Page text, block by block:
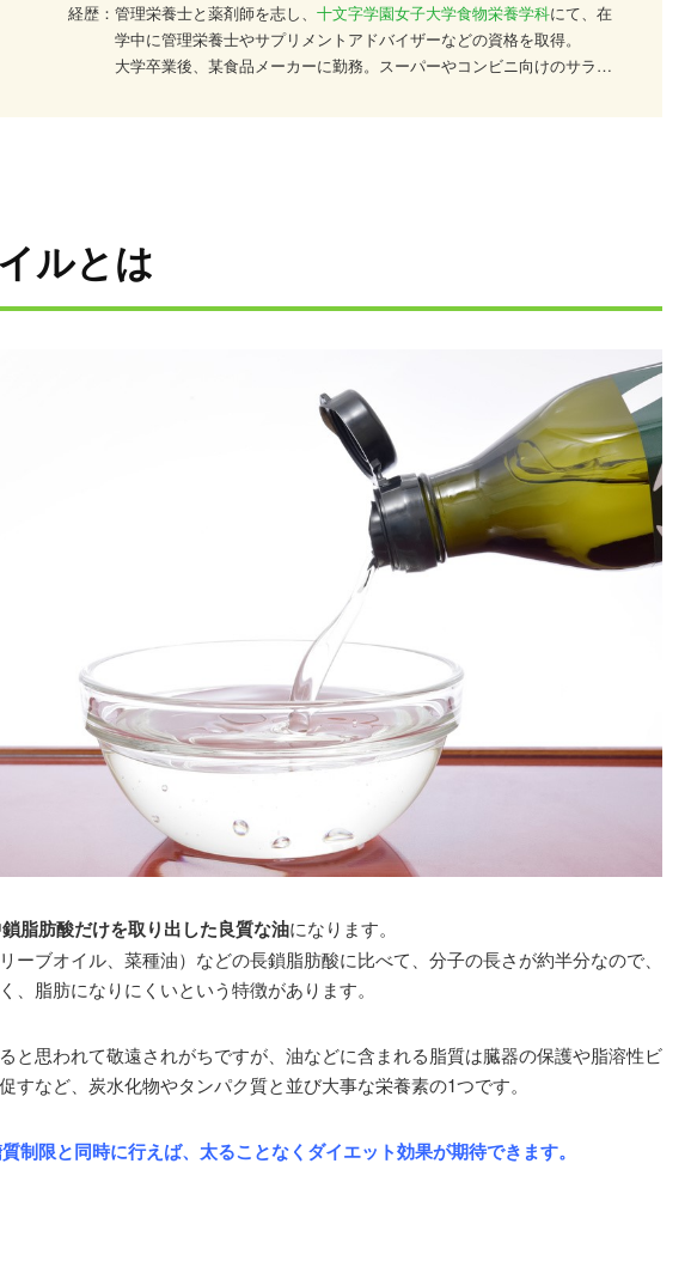
経歴： 管理栄養士と薬剤師を志し、 十文字学園女子大学食物栄養学科にて、在
学中に管理栄養士やサプリメントアドバイザーなどの資格を取得。
大学卒業後、某食品メーカーに勤務。スーパーやコンビニ向けのサラダ
ルとは
脂肪酸だけを取り出した良質な油になります。
ーブオイル、菜種油）などの長鎖脂肪酸に比べて、分子の長さが約半分なので、
、脂肪になりにくいという特徴があります。
と思われて敬遠されがちですが、油などに含まれる脂質は臓器の保護や脂溶性ビ
すなど、炭水化物やタンパク質と並び大事な栄養素の1つです。
制限と同時に行えば、太ることなくダイエット効果が期待できます。